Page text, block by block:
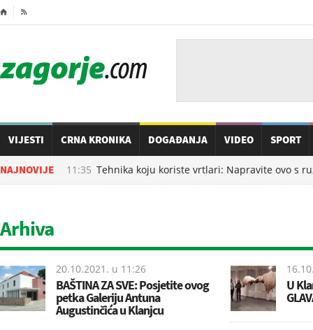
⌂ 
VIJESTI CRNA KRONIKA DOGAĐANJA VIDEO SPORT
NAJNOVIJE
u 11:35 Tehnika koju koriste vrtlari: Napravite ovo s
Arhiva
20.10.2021. u 11:26
BAŠTINA ZA SVE: Posjetite ovog
petka Galeriju Antuna
Augustinčića u Klanjcu
U